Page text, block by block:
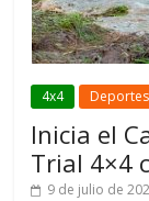
4x4 Deportes
Inicia el
Trial 4×4
9 de julio de